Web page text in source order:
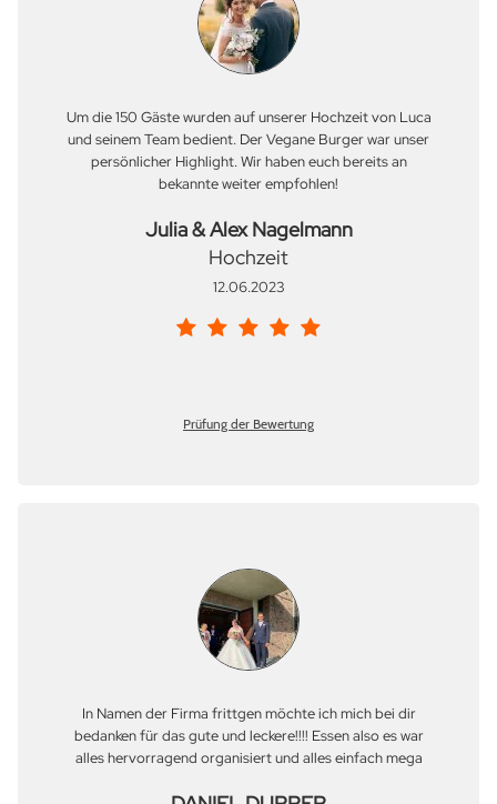
Um die 150 Gäste wurden auf unserer Hochzeit von Luca
und seinem Team bedient. Der Vegane Burger war unser
persönlicher Highlight. Wir haben euch bereits an
bekannte weiter empfohlen!
Julia & Alex Nagelmann
Hochzeit
12.06.2023
Prüfung der Bewertung
In Namen der Firma frittgen möchte ich mich bei dir
bedanken für das gute und leckere!!!! Essen also es war
alles hervorragend organisiert und alles einfach mega